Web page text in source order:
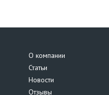
О компании
Статьи
Новости
Отзывы